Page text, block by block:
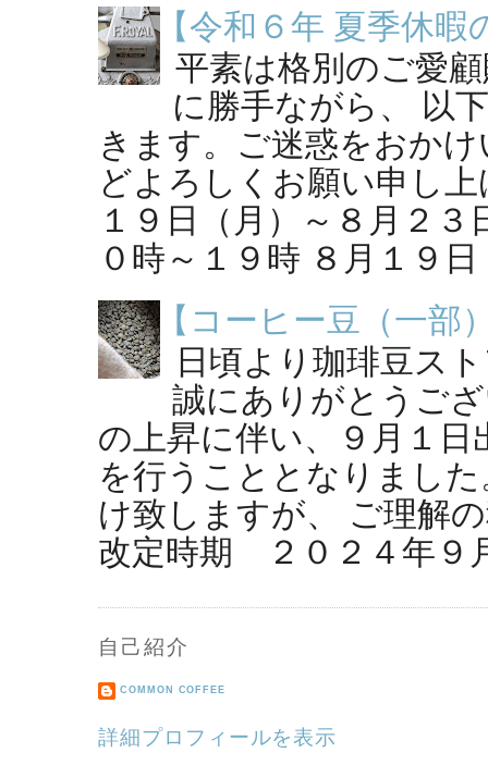
【令和６年 夏季休暇
平素は格別のご愛顧
に勝手ながら、 以
きます。ご迷惑をおか
どよろしくお願い申し
１９日（月）～８月２
０時～１９時 ８月１９
【コーヒー豆（一部
日頃より珈琲豆ス
誠にありがとうご
の上昇に伴い、９月１
を行うこととなりまし
け致しますが、 ご理解
改定時期 ２０２４年９
自己紹介
COMMON COFFEE
詳細プロフィールを表示